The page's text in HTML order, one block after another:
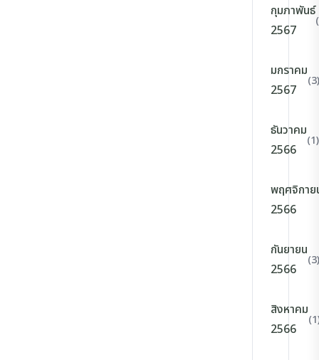
กุมภาพันธ์
2567
มกราคม
2567
(3)
ธันวาคม
2566
(1)
พฤศจิกาย
2566
กันยายน
2566
(3)
สิงหาคม
2566